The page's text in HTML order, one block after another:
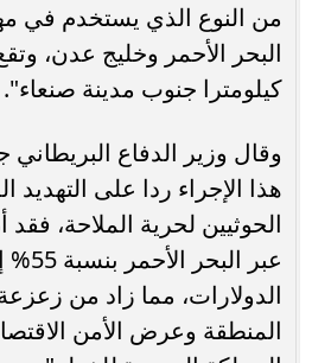
من النوع الذي يستخدم في
كيلومترا جنوب مدينة صنعاء".
وقال وزير الدفاع
هذا الإجراء ردا على
الحوثيين لحرية الملاحة،
عبر
الدولارات، مما زاد من
المنطقة وعرض الأمن